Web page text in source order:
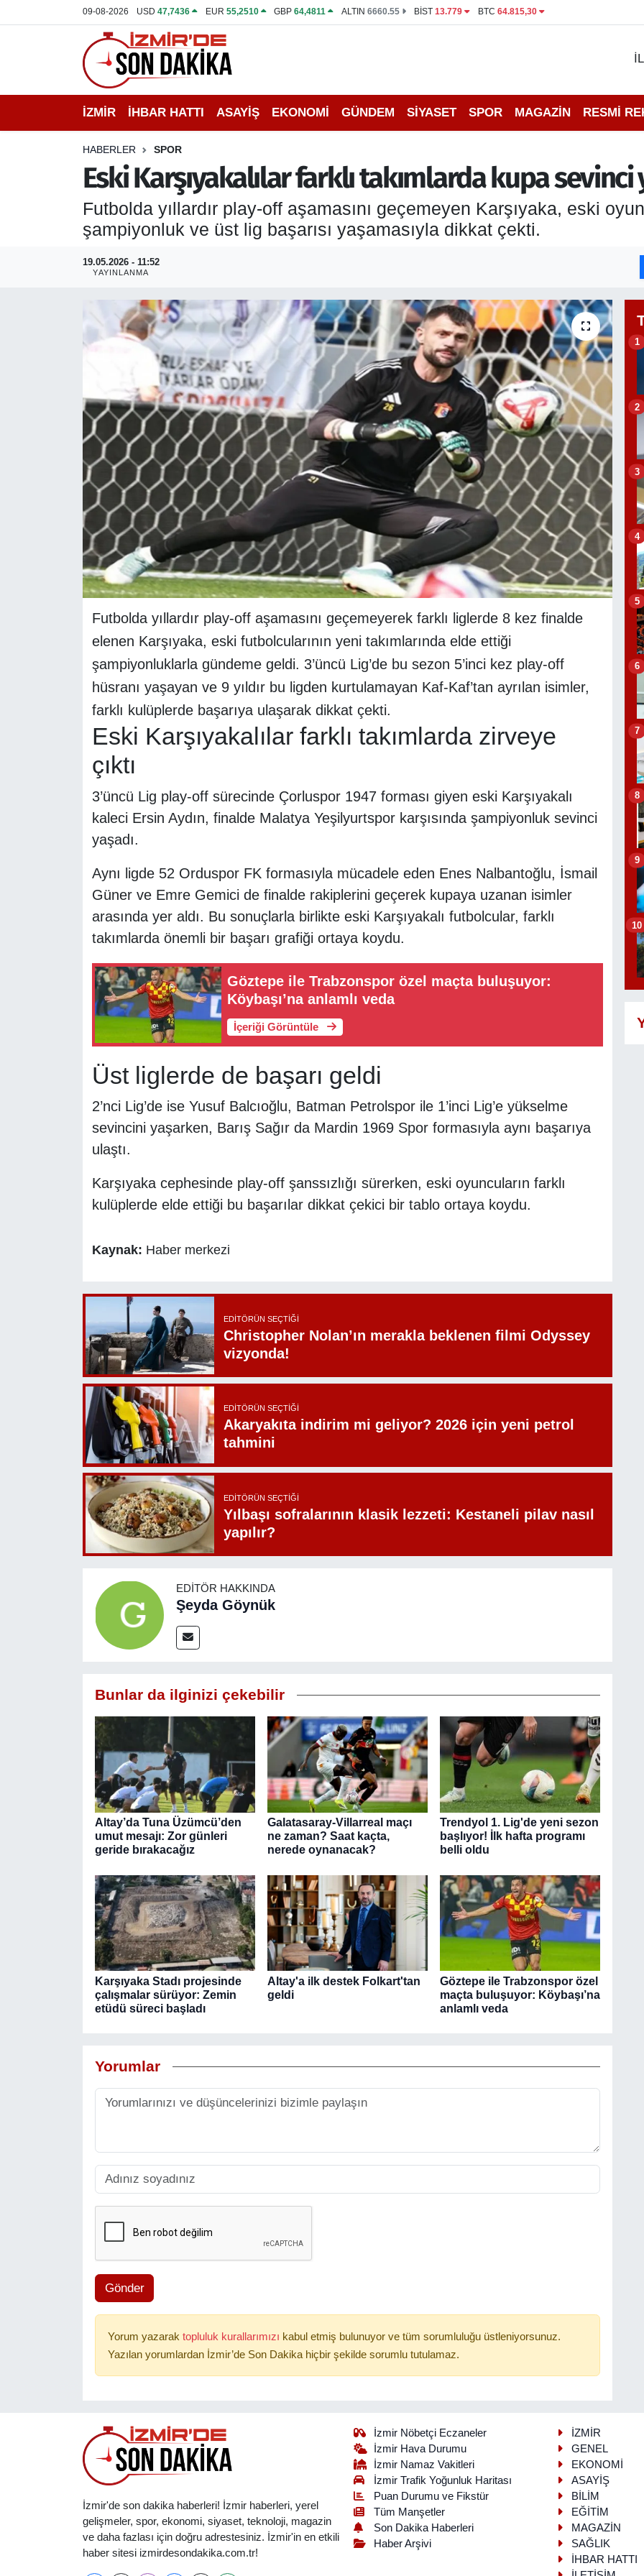
09-08-2026 USD47,7436 EUR 55,2510 GBP64,4811 ALTIN 6660.55 BİST13.779 BTC 64.815,30
İZMİR İHBAR HATTI ASAYİŞ EKONOMİ GÜNDEM SİYASET SPOR MAGAZİN RESMİ
HABERLER SPOR
Eski Karşıyakalılar farklı takımlarda kupa sevinci
Futbolda yıllardır play-off aşamasını geçemeyen Karşıyaka, eski
şampiyonluk ve üst lig başarısı yaşamasıyla dikkat çekti.
19.05.2026 - 11:52
YAYINLANMA
Futbolda yıllardır play-off aşamasını geçemeyerek farklı liglerde 8 kez finalde
elenen Karşıyaka, eski futbolcularının yeni takımlarında elde ettiği
şampiyonluklarla gündeme geldi. 3’üncü Lig’de bu sezon 5’inci kez play-off
hüsranı yaşayan ve 9 yıldır bu ligden kurtulamayan Kaf-Kaf’tan ayrılan isimler,
farklı kulüplerde başarıya ulaşarak dikkat çekti.
Eski Karşıyakalılar farklı takımlarda zirveye
çıktı
3’üncü Lig play-off sürecinde Çorluspor 1947 forması giyen eski Karşıyakalı
kaleci Ersin Aydın, finalde Malatya Yeşilyurtspor karşısında şampiyonluk sevinci
yaşadı.
Aynı ligde 52 Orduspor FK formasıyla mücadele eden Enes Nalbantoğlu, İsmail
Güner ve Emre Gemici de finalde rakiplerini geçerek kupaya uzanan isimler
arasında yer aldı. Bu sonuçlarla birlikte eski Karşıyakalı futbolcular, farklı
takımlarda önemli bir başarı grafiği ortaya koydu.
Göztepe ile Trabzonspor özel maçta buluşuyor:
Köybaşı’na anlamlı veda
İçeriği Görüntüle
Üst liglerde de başarı geldi
2’nci Lig’de ise Yusuf Balcıoğlu, Batman Petrolspor ile 1’inci Lig’e yükselme
sevincini yaşarken, Barış Sağır da Mardin 1969 Spor formasıyla aynı başarıya
ulaştı.
Karşıyaka cephesinde play-off şanssızlığı sürerken, eski oyuncuların farklı
kulüplerde elde ettiği bu başarılar dikkat çekici bir tablo ortaya koydu.
Kaynak: Haber merkezi
EDITÖRÜN SEÇTIĞI
Christopher Nolan’ın merakla beklenen filmi Odyssey
vizyonda!
EDITÖRÜN SEÇTIĞI
Akaryakıta indirim mi geliyor? 2026 için yeni petrol
tahmini
EDITÖRÜN SEÇTIĞI
Yılbaşı sofralarının klasik lezzeti: Kestaneli pilav nasıl
yapılır?
EDITÖR HAKKINDA
Şeyda Göynük
Bunlar da ilginizi çekebilir
Altay’da Tuna Üzümcü’den
umut mesajı: Zor günleri
geride bırakacağız
Galatasaray-Villarreal maçı
ne zaman? Saat kaçta,
nerede oynanacak?
Trendyol 1. Lig'de yeni sezon
başlıyor! İlk hafta programı
belli oldu
Karşıyaka Stadı projesinde
çalışmalar sürüyor: Zemin
etüdü süreci başladı
Altay'a ilk destek Folkart'tan
geldi
Göztepe ile Trabzonspor özel
maçta buluşuyor: Köybaşı’na
anlamlı veda
Yorumlar
Gönder
Yorum yazarak topluluk kurallarımızı kabul etmiş bulunuyor ve tüm sorumluluğu üstleniyorsunuz.
Yazılan yorumlardan İzmir’de Son Dakika hiçbir şekilde sorumlu tutulamaz.
1
2
3
4
5
6
7
8
9
10
İzmir'de son dakika haberleri! İzmir haberleri, yerel
gelişmeler, spor, ekonomi, siyaset, teknoloji, magazin
ve daha fazlası için doğru adrestesiniz. İzmir'in en etkili
haber sitesi izmirdesondakika.com.tr!
İzmir Nöbetçi Eczaneler
İzmir Hava Durumu
İzmir Namaz Vakitleri
İzmir Trafik Yoğunluk Haritası
Puan Durumu ve Fikstür
Tüm Manşetler
Son Dakika Haberleri
Haber Arşivi
İZMİR
GENEL
EKONOMİ
ASAYİŞ
BİLİM
EĞİTİM
MAGAZİN
SAĞLIK
İHBAR HATTI
İHBAR HATTI
DEPREM
EKONOMİ
SİYASET
RESMİ REKLAM
İzmir Nöbetçi Eczaneler
İzmir Hava Durumu
İzmir Namaz Vakitleri
İzmir Trafik Yoğunluk Haritası
Puan Durumu ve Fikstür
Tüm Manşetler
Son Dakika Haberleri